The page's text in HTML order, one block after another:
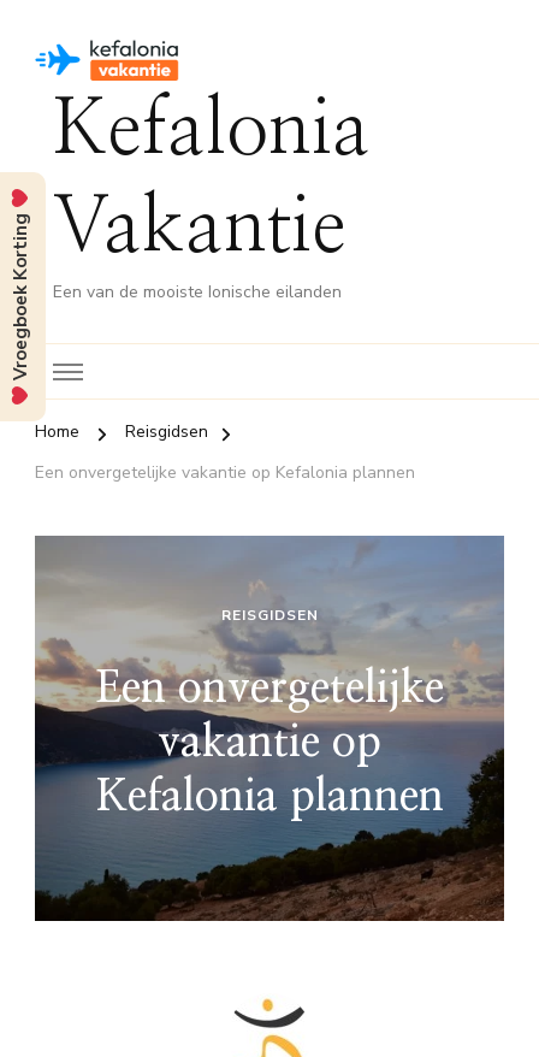
Kefalonia
Vakantie
Een van de mooiste Ionische eilanden
Home
Reisgidsen
Een onvergetelijke vakantie op Kefalonia plannen
REISGIDSEN
Een onvergetelijke
vakantie op
Kefalonia plannen
Vroegboek Korting